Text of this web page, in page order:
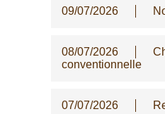
09/07/2026
08/07/2026
conventionnelle
07/07/2026